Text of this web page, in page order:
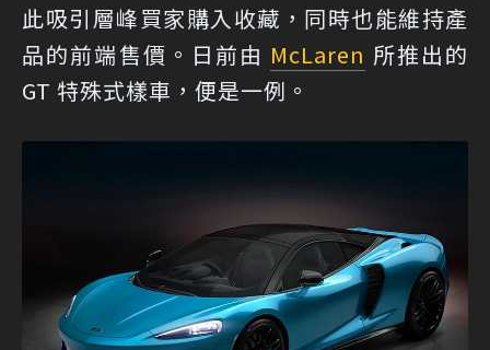
此吸引層峰買家購入收藏，同時也能維持產
品的前端售價。日前由 McLaren 所推出的
GT 特殊式樣車，便是一例。